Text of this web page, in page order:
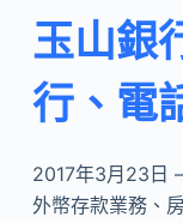
玉山銀
行、電
2017年3月23日
外幣存款業務、